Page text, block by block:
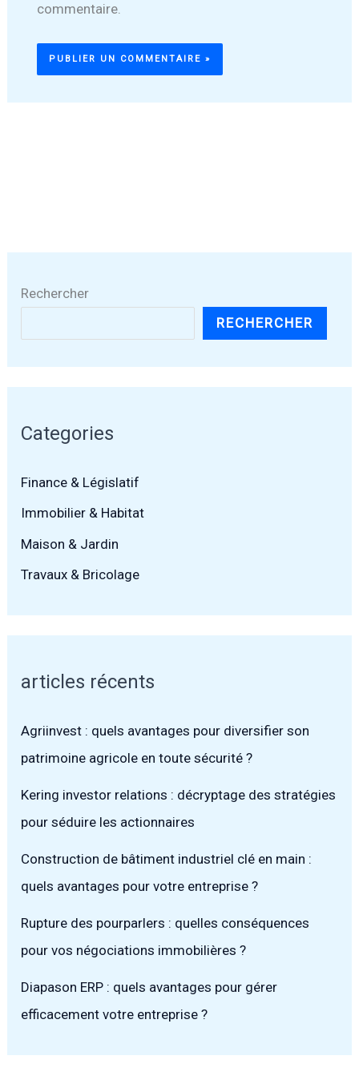
commentaire.
Rechercher
RECHERCHER
Categories
Finance & Législatif
Immobilier & Habitat
Maison & Jardin
Travaux & Bricolage
articles récents
Agriinvest : quels avantages pour diversifier son
patrimoine agricole en toute sécurité ?
Kering investor relations : décryptage des stratégies
pour séduire les actionnaires
Construction de bâtiment industriel clé en main :
quels avantages pour votre entreprise ?
Rupture des pourparlers : quelles conséquences
pour vos négociations immobilières ?
Diapason ERP : quels avantages pour gérer
efficacement votre entreprise ?